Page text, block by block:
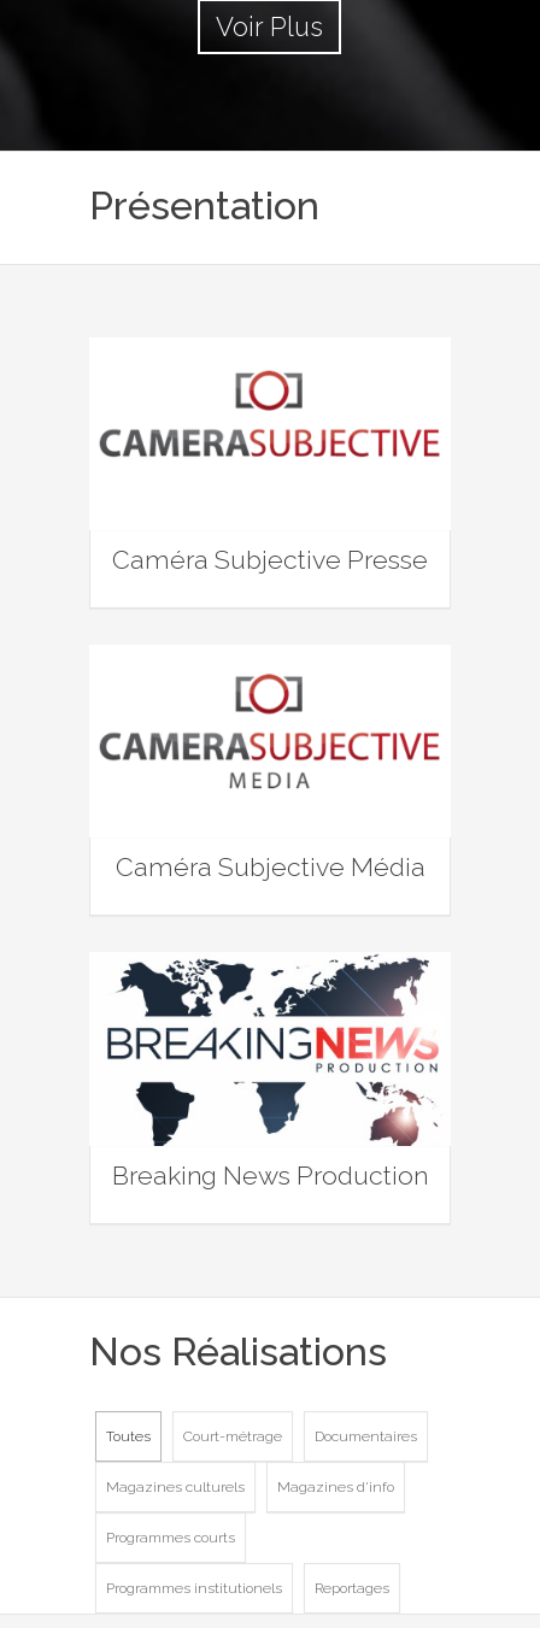
Voir Plus
Présentation
Caméra Subjective Presse
Caméra Subjective Média
Breaking News Production
Nos Réalisations
Toutes Court-métrage Documentaires
Magazines culturels Magazines d'info
Programmes courts
Programmes institutionels Reportages